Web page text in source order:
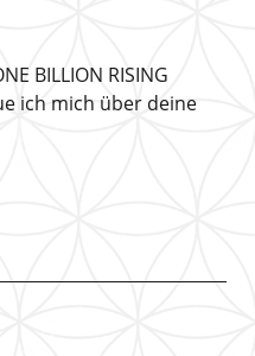
BILLION RISING
ich mich über deine